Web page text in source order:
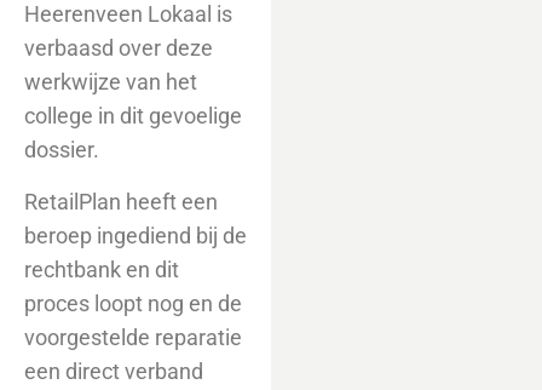
Heerenveen Lokaal is
verbaasd over deze
werkwijze van het
college in dit gevoelige
dossier.
RetailPlan heeft een
beroep ingediend bij de
rechtbank en dit
proces loopt nog en de
voorgestelde reparatie
een direct verband